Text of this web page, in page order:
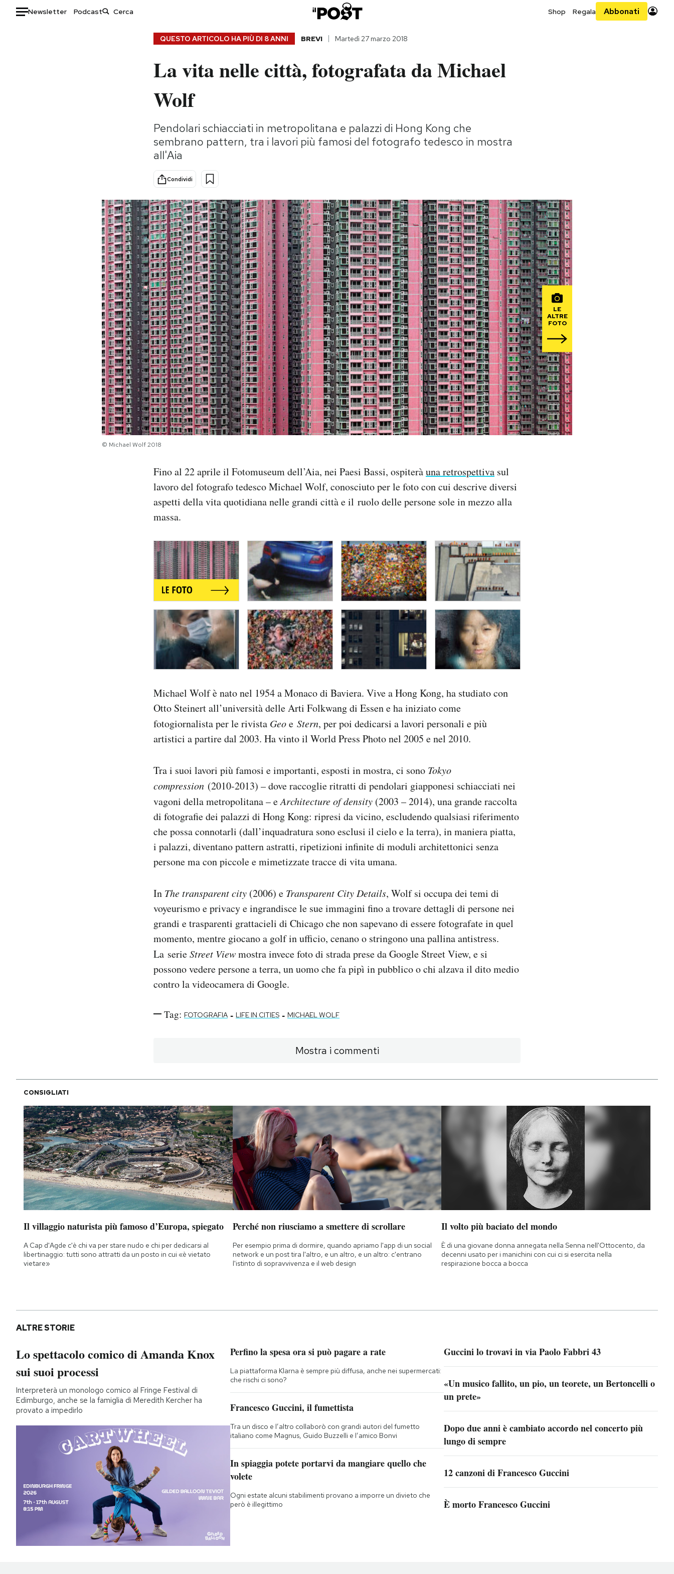
Newsletter Podcast Shop Regala Abbonati
Storie/Idee
Ok Boomer!
Altrecose
Mondiali calcio 2026
AREA PERSONALE
QUESTO ARTICOLO HA PIÙ DI 8 ANNI BREVI Martedì 27 marzo 2018
La vita nelle città, fotografata da Michael
Wolf
Pendolari schiacciati in metropolitana e palazzi di Hong Kong che
sembrano pattern, tra i lavori più famosi del fotografo tedesco in mostra
all'Aia
Condividi
LE
ALTRE
FOTO
© Michael Wolf 2018
Fino al 22 aprile il Fotomuseum dell’Aia, nei Paesi Bassi, ospiteràuna retrospettiva sul
lavoro del fotografo tedesco Michael Wolf, conosciuto per le foto con cui descrive diversi
aspetti della vita quotidiana nelle grandi città e il ruolo delle persone sole in mezzo alla
massa.
Michael Wolf è nato nel 1954 a Monaco di Baviera. Vive a Hong Kong, ha studiato con
Otto Steinert all’università delle Arti Folkwang di Essen e ha iniziato come
fotogiornalista per le rivista Geoe Stern, per poi dedicarsi a lavori personali e più
artistici a partire dal 2003. Ha vinto il World Press Photo nel 2005 e nel 2010.
Tra i suoi lavori più famosi e importanti, esposti in mostra, ci sono Tokyo
compression (2010-2013) – dove raccoglie ritratti di pendolari giapponesi schiacciati nei
vagoni della metropolitana – eArchitecture of density (2003 – 2014), una grande raccolta
di fotografie dei palazzi di Hong Kong: ripresi da vicino, escludendo qualsiasi riferimento
che possa connotarli (dall’inquadratura sono esclusi il cielo e la terra), in maniera piatta,
i palazzi, diventano pattern astratti, ripetizioni infinite di moduli architettonici senza
persone ma con piccole e mimetizzate tracce di vita umana.
In The transparent city (2006) e Transparent City Details, Wolf si occupa dei temi di
voyeurismo e privacy e ingrandisce le sue immagini fino a trovare dettagli di persone nei
grandi e trasparenti grattacieli di Chicago che non sapevano di essere fotografate in quel
momento, mentre giocano a golf in ufficio, cenano o stringono una pallina antistress.
La serieStreet Viewmostra invece foto di strada prese da Google Street View, e si
possono vedere persone a terra, un uomo che fa pipì in pubblico o chi alzava il dito medio
contro la videocamera di Google.
Tag: FOTOGRAFIA - LIFE IN CITIES - MICHAEL WOLF
Mostra i commenti
CONSIGLIATI
Il villaggio naturista più famoso d’Europa, spiegato
A Cap d'Agde c'è chi va per stare nudo e chi per dedicarsi al
libertinaggio: tutti sono attratti da un posto in cui «è vietato
vietare»
Perché non riusciamo a smettere di scrollare
Per esempio prima di dormire, quando apriamo l'app di un social
network e un post tira l'altro, e un altro, e un altro: c'entrano
l'istinto di sopravvivenza e il web design
Il volto più baciato del mondo
È di una giovane donna annegata nella Senna nell'Ottocento, da
decenni usato per i manichini con cui ci si esercita nella
respirazione bocca a bocca
ALTRE STORIE
Lo spettacolo comico di Amanda Knox
sui suoi processi
Interpreterà un monologo comico al Fringe Festival di
Edimburgo, anche se la famiglia di Meredith Kercher ha
provato a impedirlo
Perfino la spesa ora si può pagare a rate
La piattaforma Klarna è sempre più diffusa, anche nei supermercati:
che rischi ci sono?
Francesco Guccini, il fumettista
Tra un disco e l’altro collaborò con grandi autori del fumetto
italiano come Magnus, Guido Buzzelli e l’amico Bonvi
In spiaggia potete portarvi da mangiare quello che
volete
Ogni estate alcuni stabilimenti provano a imporre un divieto che
però è illegittimo
Guccini lo trovavi in via Paolo Fabbri 43
«Un musico fallito, un pio, un teorete, un Bertoncelli o
un prete»
Dopo due anni è cambiato accordo nel concerto più
lungo di sempre
12 canzoni di Francesco Guccini
È morto Francesco Guccini